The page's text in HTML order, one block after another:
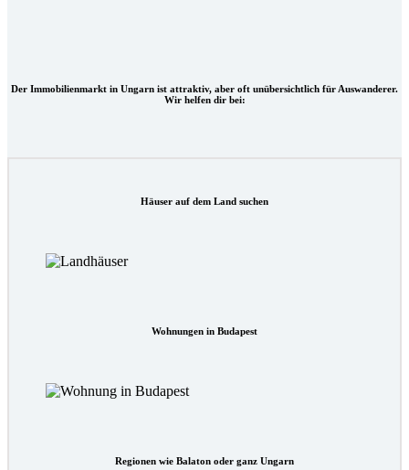
Der Immobilienmarkt in Ungarn ist attraktiv, aber oft unübersichtlich für Auswanderer.
Wir helfen dir bei:
Häuser auf dem Land suchen
Wohnungen in Budapest
Regionen wie Balaton oder ganz Ungarn